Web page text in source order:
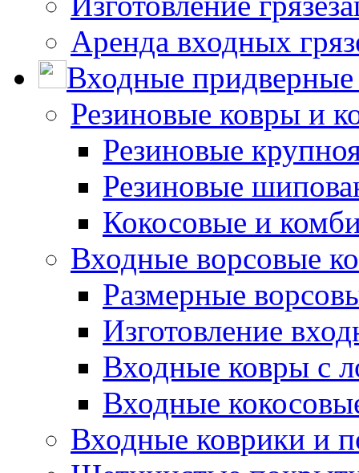
Аренда входных
Входные
Резиновые ковры и
Резиновые
Резиновые
Кокосовые и
Входные ворсовые
Размерные
Изготовление
Входные ковры с
Входные
Входные коврики и